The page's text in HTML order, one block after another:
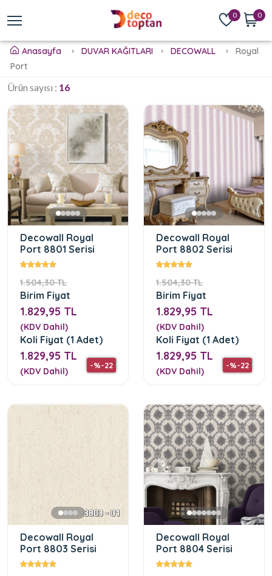
0 0
Anasayfa DUVAR KAĞITLARI DECOWALL
Royal
Port
Ürün sayısı : 16
Decowall Royal
Port 8801 Serisi
1.504,30 TL
-%-22
Birim Fiyat
1.829,95 TL
(KDV Dahil)
Koli Fiyat (1 Adet)
1.829,95 TL
(KDV Dahil)
Decowall Royal
Port 8802 Serisi
1.504,30 TL
-%-22
Birim Fiyat
1.829,95 TL
(KDV Dahil)
Koli Fiyat (1 Adet)
1.829,95 TL
(KDV Dahil)
Decowall Royal
Port 8803 Serisi
Decowall Royal
Port 8804 Serisi